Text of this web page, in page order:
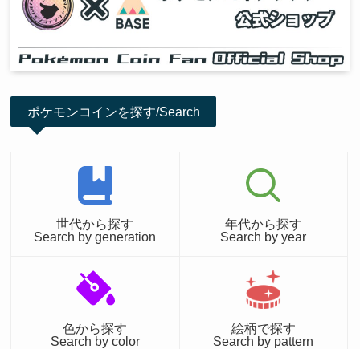
ポケモンコインを探す/Search
世代から探す
Search by generation
年代から探す
Search by year
色から探す
Search by color
絵柄で探す
Search by pattern